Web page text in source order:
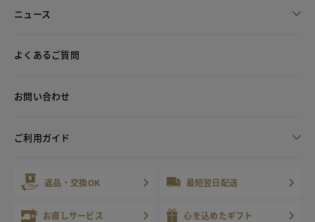
ニュース
よくあるご質問
お問い合わせ
ご利用ガイド
返品・交換OK 最短翌日配送
お直しサービス 心を込めたギフト